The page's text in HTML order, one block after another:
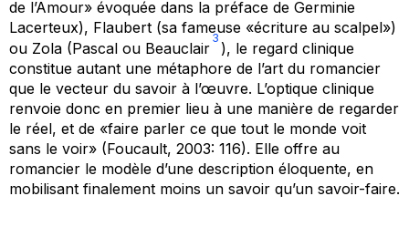
de l’Amour» évoquée dans la préface de Germinie
Lacerteux), Flaubert (sa fameuse «écriture au scalpel»)
ou Zola (Pascal ou Beauclair
3
), le regard clinique
constitue autant une métaphore de l’art du romancier
que le vecteur du savoir à l’œuvre. L’optique clinique
renvoie donc en premier lieu à une manière de regarder
le réel, et de «faire parler ce que tout le monde voit
sans le voir» (Foucault, 2003: 116). Elle offre au
romancier le modèle d’une description éloquente, en
mobilisant finalement moins un savoir qu’un savoir-faire.